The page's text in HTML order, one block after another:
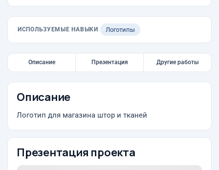
ИСПОЛЬЗУЕМЫЕ НАВЫКИ Логотипы
Описание Презентация Другие работы
Описание
Логотип для магазина штор и тканей
Презентация проекта